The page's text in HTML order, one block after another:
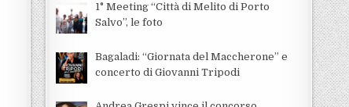
1° Meeting “Città di Melito di Porto
Salvo”, le foto
Bagaladi: “Giornata del Maccherone” e
concerto di Giovanni Tripodi